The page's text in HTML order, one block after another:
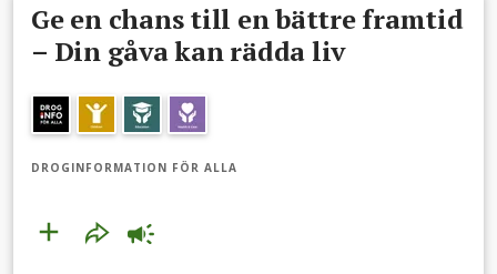
Ge en chans till en bättre framtid
– Din gåva kan rädda liv
DROGINFORMATION FÖR ALLA